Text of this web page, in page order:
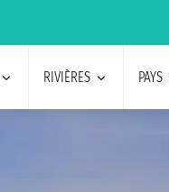
RIVIÈRES PAYS